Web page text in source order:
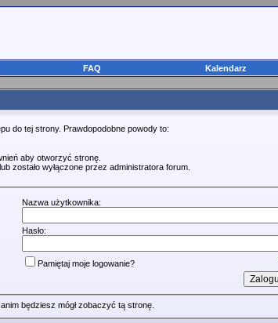
FAQ Kalendarz
do tej strony. Prawdopodobne powody to:
aby otworzyć stronę.
zostało wyłączone przez administratora forum.
Nazwa użytkownika:
Hasło:
Pamiętaj moje logowanie?
będziesz mógł zobaczyć tą stronę.